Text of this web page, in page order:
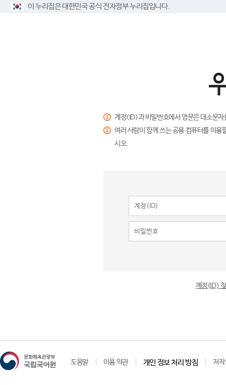
이 누리집은 대한민국 공식 전자정부 누리집입니다.
계정(ID)과 비밀번호에서 영문은 대소문
여러 사람이 함께 쓰는 공용 컴퓨터를 이
시오.
계정(ID)
도움말 이용 약관 개인 정보 처리 방침 저